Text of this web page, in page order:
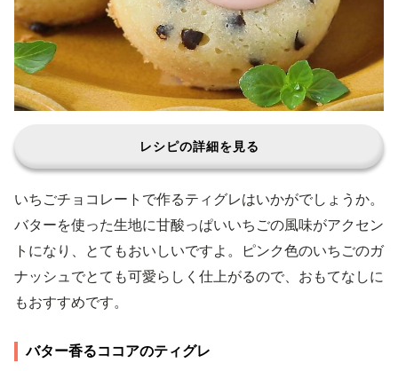
レシピの詳細を見る
いちごチョコレートで作るティグレはいかがでしょうか。
バターを使った生地に甘酸っぱいいちごの風味がアクセン
トになり、とてもおいしいですよ。ピンク色のいちごのガ
ナッシュでとても可愛らしく仕上がるので、おもてなしに
もおすすめです。
バター香るココアのティグレ